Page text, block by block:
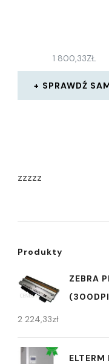
1 800,33ZŁ
SPRAWDŹ
zzzzz
Produkty
ZEBRA
2 224,33zł